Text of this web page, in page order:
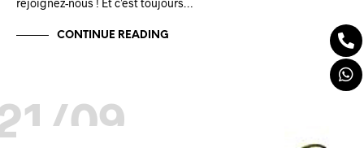
CONTINUE READING
09